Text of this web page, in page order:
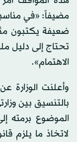
مضيفاً: «في
ضعيفة يكتبون
تحتاج إلى دليل
الاهتمام».
وأعلنت الوزارة
بالتنسيق بين
الموضوع برمته
لاتخاذ ما يلزم